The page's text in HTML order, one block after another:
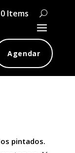
0 Items
Agendar
pintados.